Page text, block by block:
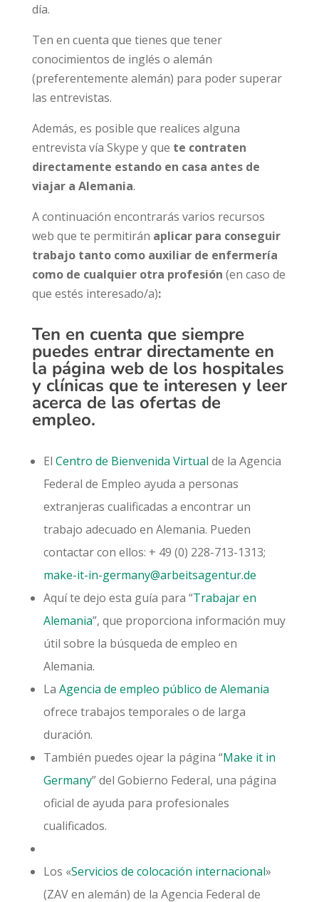
día.
Ten en cuenta que tienes que tener
conocimientos de inglés o alemán
(preferentemente alemán) para poder superar
las entrevistas.
Además, es posible que realices alguna
entrevista vía Skype y que te contraten
directamente estando en casa antes de
viajar a Alemania.
A continuación encontrarás varios recursos
web que te permitirán aplicar para conseguir
trabajo tanto como auxiliar de enfermería
como de cualquier otra profesión (en caso de
que estés interesado/a):
Ten en cuenta que siempre
puedes entrar directamente en
la página web de los hospitales
y clínicas que te interesen y leer
acerca de las ofertas de
empleo.
El Centro de Bienvenida Virtual de la Agencia
Federal de Empleo ayuda a personas
extranjeras cualificadas a encontrar un
trabajo adecuado en Alemania. Pueden
contactar con ellos: + 49 (0) 228-713-1313;
make-it-in-germany@arbeitsagentur.de
Aquí te dejo esta guía para “Trabajar en
Alemania”, que proporciona información muy
útil sobre la búsqueda de empleo en
Alemania.
La Agencia de empleo público de Alemania
ofrece trabajos temporales o de larga
duración.
También puedes ojear la página “Make it in
Germany” del Gobierno Federal, una página
oficial de ayuda para profesionales
cualificados.
Los «Servicios de colocación internacional»
(ZAV en alemán) de la Agencia Federal de